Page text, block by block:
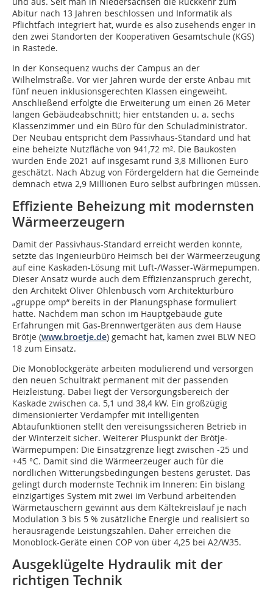
Abitur nach 13 Jahren beschlossen und Informatik als
Pflichtfach integriert hat, wurde es also zusehends enger in
den zwei Standorten der Kooperativen Gesamtschule (KGS)
in Rastede.
In der Konsequenz wuchs der Campus an der
Wilhelmstraße. Vor vier Jahren wurde der erste Anbau mit
fünf neuen inklusionsgerechten Klassen eingeweiht.
Anschließend erfolgte die Erweiterung um einen 26 Meter
langen Gebäudeabschnitt; hier entstanden u. a. sechs
Klassenzimmer und ein Büro für den Schuladministrator.
Der Neubau entspricht dem Passivhaus-Standard und hat
eine beheizte Nutzfläche von 941,72 m². Die Baukosten
wurden Ende 2021 auf insgesamt rund 3,8 Millionen Euro
geschätzt. Nach Abzug von Fördergeldern hat die Gemeinde
demnach etwa 2,9 Millionen Euro selbst aufbringen müssen.
Effiziente Beheizung mit modernsten
Wärmeerzeugern
Damit der Passivhaus-Standard erreicht werden konnte,
setzte das Ingenieurbüro Heimsch bei der Wärmeerzeugung
auf eine Kaskaden-Lösung mit Luft-/Wasser-Wärmepumpen.
Dieser Ansatz wurde auch dem Effizienzanspruch gerecht,
den Architekt Oliver Ohlenbusch vom Architekturbüro
„gruppe omp“ bereits in der Planungsphase formuliert
hatte. Nachdem man schon im Hauptgebäude gute
Erfahrungen mit Gas-Brennwertgeräten aus dem Hause
Brötje (www.broetje.de) gemacht hat, kamen zwei BLW NEO
18 zum Einsatz.
Die Monoblockgeräte arbeiten modulierend und versorgen
den neuen Schultrakt permanent mit der passenden
Heizleistung. Dabei liegt der Versorgungsbereich der
Kaskade zwischen ca. 5,1 und 38,4 kW. Ein großzügig
dimensionierter Verdampfer mit intelligenten
Abtaufunktionen stellt den vereisungssicheren Betrieb in
der Winterzeit sicher. Weiterer Pluspunkt der Brötje-
Wärmepumpen: Die Einsatzgrenze liegt zwischen -25 und
+45 °C. Damit sind die Wärmeerzeuger auch für die
nördlichen Witterungsbedingungen bestens gerüstet. Das
gelingt durch modernste Technik im Inneren: Ein bislang
einzigartiges System mit zwei im Verbund arbeitenden
Wärmetauschern gewinnt aus dem Kältekreislauf je nach
Modulation 3 bis 5 % zusätzliche Energie und realisiert so
herausragende Leistungszahlen. Daher erreichen die
Monoblock-Geräte einen COP von über 4,25 bei A2/W35.
Ausgeklügelte Hydraulik mit der
richtigen Technik